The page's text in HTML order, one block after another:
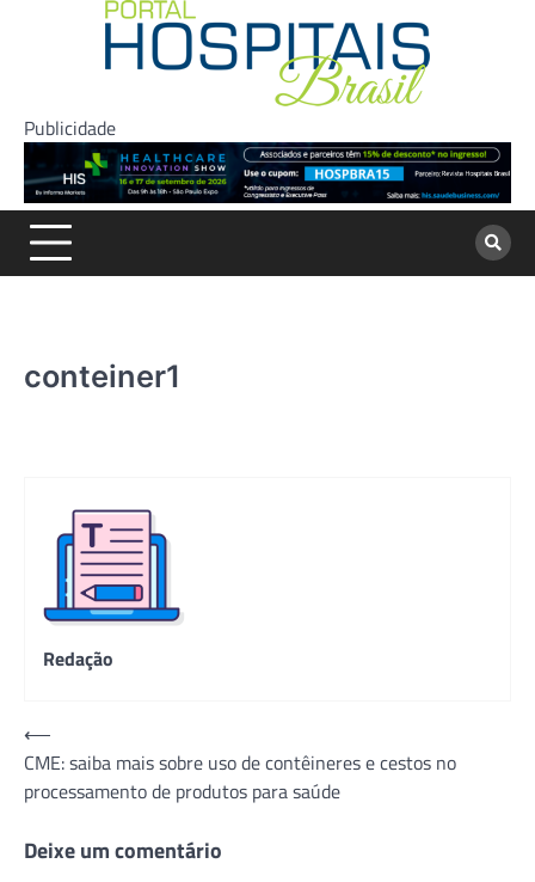
Publicidade
conteiner1
Redação
Navegação
de
Post
⟵
CME: saiba mais sobre uso de contêineres e cestos no
processamento de produtos para saúde
Deixe um comentário